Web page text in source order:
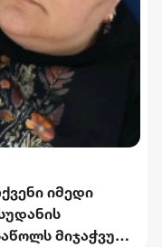
იმედი
მიჯაჭვულ